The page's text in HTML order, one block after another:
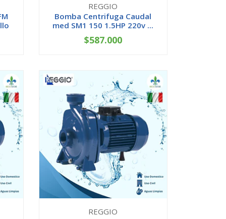
REGGIO
Bomba Centrifuga Caudal
med SM1 150 1.5HP 220v ...
+
$587.000
REGGIO